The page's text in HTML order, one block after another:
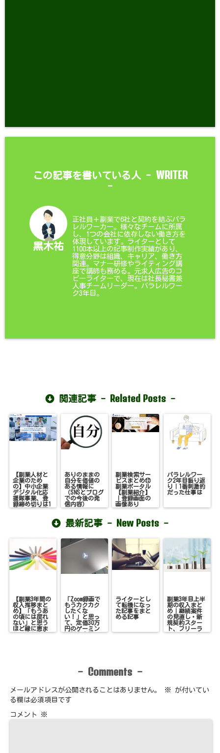
この記事を書いている人 - WRITER
-
黒木祐
正社員＋副業で6社と契約を結ぶパラ
レルワーカー。様々なチームに所属
し、1つの会社に依存しない働き方を
体現しています。ライターとして
1100本以上の記事制作実績があり、
得意分野は組織、キャリア、働き方
関連。マナー研修やライティング講
座で講師も務める。元求人広告のコ
ピーライターで、現在は社長秘書兼
人事チームリーダー。パラレルワー
ク3年目。
関連記事 - Related Posts-
【副業人材と
企業のため
の】中小企業
デジタル化応
援隊事業、登
録締め切りは1
月末。登録画
ありのままの
自分を価値の
ある情報に
（SNSとブログ
での今後の発
信内容）
副業検索サー
ビスまとめ⑫
副業ポータル
【副業紹介】
｜登録画面の
画像あり
パラレルワー
ク2年目振り返
り｜1番刺激的
だった仕事は
最新記事 - New Posts -
【副業3年間の
収入推移まと
め】「もうあ
の頃には戻れ
ない」と思う
ほど縁に恵ま
れ、変化のあ
「Zoom録画で
もうカクカク
したくな
い！」と思っ
て、定価30万
円のゲーミン
グPCを●円で
ライターとし
て転機になっ
た記事をまと
める記事
副業3年目上半
期の収入まと
め｜継続案件
の見直し・新
規契約スター
ト、フリーラ
ンスとして変
- Comments -
メールアドレスが公開されることはありません。 ※ が付いてい
る欄は必須項目です
コメント ※